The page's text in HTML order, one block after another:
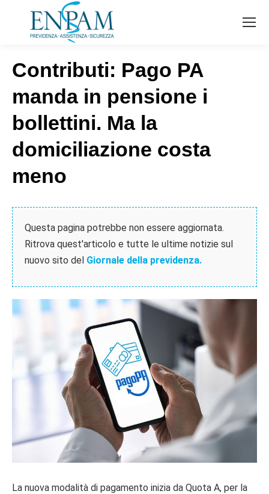
Contributi: Pago PA
manda in pensione i
bollettini. Ma la
domiciliazione costa
meno
Questa pagina potrebbe non essere aggiornata.
Ritrova quest'articolo e tutte le ultime notizie sul
nuovo sito del Giornale della previdenza.
La nuova modalità di pagamento inizia da Quota A, per la